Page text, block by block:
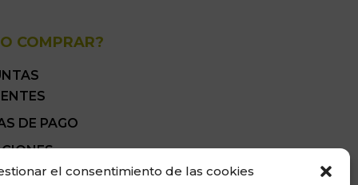
el consentimiento de las cookies
COMPRAR?
DE PAGO
DE VENTA